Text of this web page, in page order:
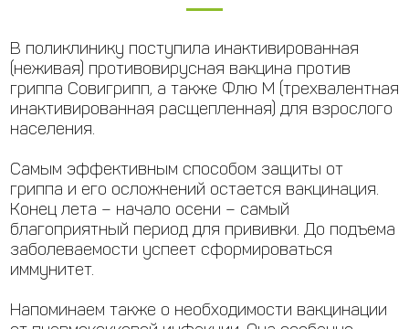
В поликлинику поступила инактивированная
(неживая) противовирусная вакцина против
гриппа Совигрипп, а также Флю М (трехвалентная
инактивированная расщепленная) для взрослого
населения.
Самым эффективным способом защиты от
гриппа и его осложнений остается вакцинация.
Конец лета – начало осени – самый
благоприятный период для прививки. До подъема
заболеваемости успеет сформироваться
иммунитет.
Напоминаем также о необходимости вакцинации